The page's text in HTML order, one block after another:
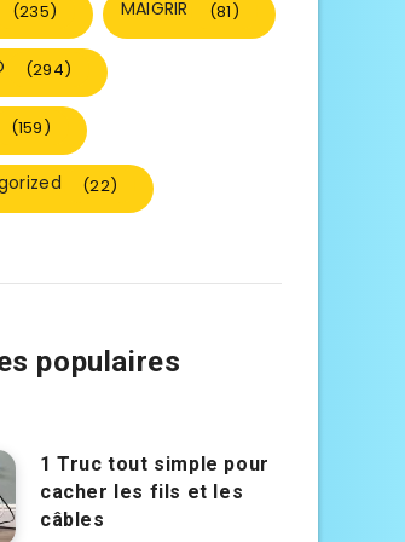
(235) MAIGRIR (81)
(294)
(159)
(22)
populaires
1 Truc tout simple pour
cacher les fils et les
câbles